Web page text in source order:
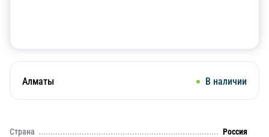
Алматы В наличии
Страна
Россия